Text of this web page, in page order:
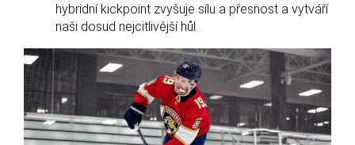
hybridní kickpoint zvyšuje sílu a přesnost a vytváří
naši dosud nejcitlivější hůl.